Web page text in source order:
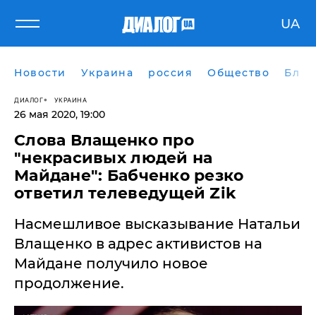
UA
Новости Украина россия Общество
ДИАЛОГ УКРАИНА
26 мая 2020, 19:00
Слова Влащенко про
"некрасивых людей на
Майдане": Бабченко резко
ответил телеведущей Zik
​Насмешливое высказывание Натальи
Влащенко в адрес активистов на
Майдане получило новое
продолжение.